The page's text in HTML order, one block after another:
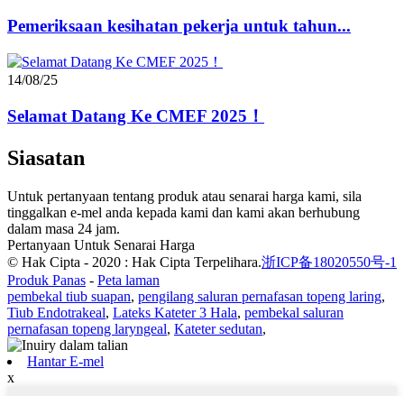
Pemeriksaan kesihatan pekerja untuk tahun...
14/08/25
Selamat Datang Ke CMEF 2025！
Siasatan
Untuk pertanyaan tentang produk atau senarai harga kami, sila
tinggalkan e-mel anda kepada kami dan kami akan berhubung
dalam masa 24 jam.
Pertanyaan Untuk Senarai Harga
© Hak Cipta - 2020 : Hak Cipta Terpelihara.浙ICP备18020550号-1
Produk Panas - Peta laman
pembekal tiub suapan, pengilang saluran pernafasan topeng laring,
Tiub Endotrakeal, Lateks Kateter 3 Hala, pembekal saluran
pernafasan topeng laryngeal, Kateter sedutan,
Hantar E-mel
x